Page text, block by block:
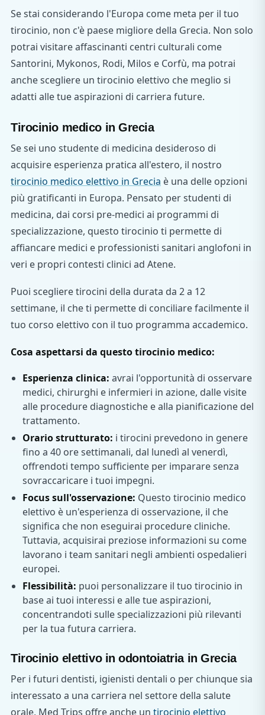
Se stai considerando l'Europa come meta per il tuo
tirocinio, non c'è paese migliore della Grecia. Non solo
potrai visitare affascinanti centri culturali come
Santorini, Mykonos, Rodi, Milos e Corfù, ma potrai
anche scegliere un tirocinio elettivo che meglio si
adatti alle tue aspirazioni di carriera future.
Tirocinio medico in Grecia
Se sei uno studente di medicina desideroso di
acquisire esperienza pratica all'estero, il nostro
tirocinio medico elettivo in Grecia è una delle opzioni
più gratificanti in Europa. Pensato per studenti di
medicina, dai corsi pre-medici ai programmi di
specializzazione, questo tirocinio ti permette di
affiancare medici e professionisti sanitari anglofoni in
veri e propri contesti clinici ad Atene.
Puoi scegliere tirocini della durata da 2 a 12
settimane, il che ti permette di conciliare facilmente il
tuo corso elettivo con il tuo programma accademico.
Cosa aspettarsi da questo tirocinio medico:
Esperienza clinica: avrai l'opportunità di osservare
medici, chirurghi e infermieri in azione, dalle visite
alle procedure diagnostiche e alla pianificazione del
trattamento.
Orario strutturato: i tirocini prevedono in genere
fino a 40 ore settimanali, dal lunedì al venerdì,
offrendoti tempo sufficiente per imparare senza
sovraccaricare i tuoi impegni.
Focus sull'osservazione: Questo tirocinio medico
elettivo è un'esperienza di osservazione, il che
significa che non eseguirai procedure cliniche.
Tuttavia, acquisirai preziose informazioni su come
lavorano i team sanitari negli ambienti ospedalieri
europei.
Flessibilità: puoi personalizzare il tuo tirocinio in
base ai tuoi interessi e alle tue aspirazioni,
concentrandoti sulle specializzazioni più rilevanti
per la tua futura carriera.
Tirocinio elettivo in odontoiatria in Grecia
Per i futuri dentisti, igienisti dentali o per chiunque sia
interessato a una carriera nel settore della salute
orale, Med Trips offre anche un tirocinio elettivo